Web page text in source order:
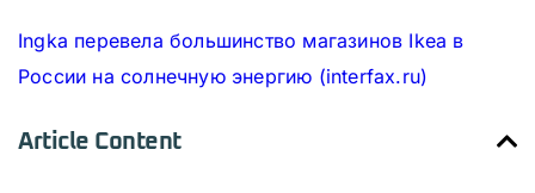
Ingka перевела большинство магазинов Ikea в
России на солнечную энергию (interfax.ru)
Article Content